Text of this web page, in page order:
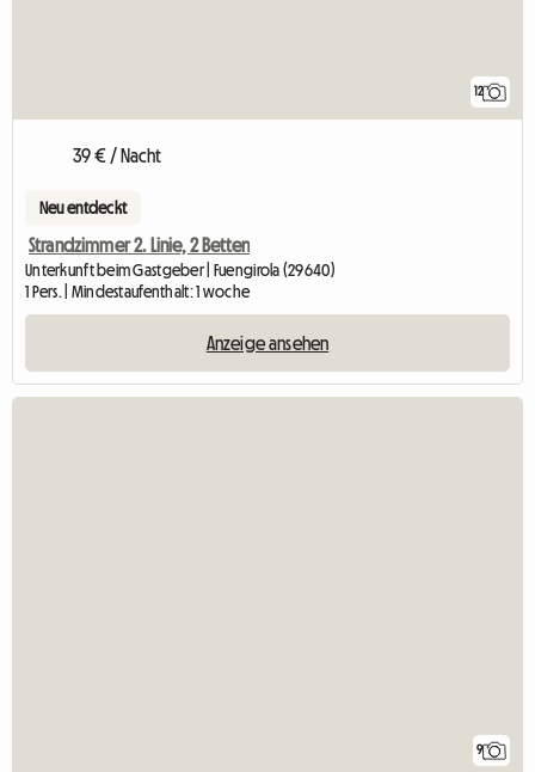
12
39 € / Nacht
Neu entdeckt
Strandzimmer 2. Linie, 2 Betten
Unterkunft beim Gastgeber | Fuengirola (29640)
1 Pers. | Mindestaufenthalt: 1 woche
Anzeige ansehen
9